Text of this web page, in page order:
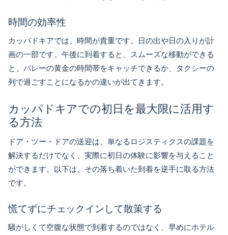
時間の効率性
カッパドキアでは、時間が貴重です。日の出や日の入りが計
画の一部です。午後に到着すると、スムーズな移動ができる
と、バレーの黄金の時間帯をキャッチできるか、タクシーの
列で過ごすことになるかの違いが出てきます。
カッパドキアでの初日を最大限に活用す
る方法
ドア・ツー・ドアの送迎は、単なるロジスティクスの課題を
解決するだけでなく、実際に初日の体験に影響を与えること
ができます。以下は、その落ち着いた到着を逆手に取る方法
です。
慌てずにチェックインして散策する
騒がしくて空腹な状態で到着するのではなく、早めにホテル